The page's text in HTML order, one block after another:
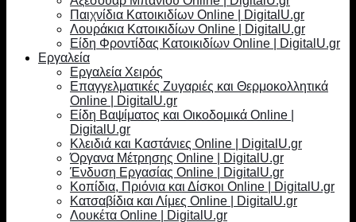
Παιχνίδια Κατοικιδίων Online | DigitalU.gr
Λουράκια Κατοικιδίων Online | DigitalU.gr
Είδη Φροντίδας Κατοικιδίων Online | DigitalU.gr
Εργαλεία
Εργαλεία Χειρός
Επαγγελματικές Ζυγαριές και Θερμοκολλητικά
Online | DigitalU.gr
Είδη Βαψίματος και Οικοδομικά Online |
DigitalU.gr
Κλειδιά και Καστάνιες Online | DigitalU.gr
Όργανα Μέτρησης Online | DigitalU.gr
Ένδυση Εργασίας Online | DigitalU.gr
Κοπίδια, Πριόνια και Δίσκοι Online | DigitalU.gr
Κατσαβίδια και Λίμες Online | DigitalU.gr
Λουκέτα Online | DigitalU.gr